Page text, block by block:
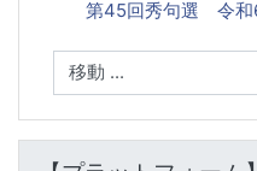
第45回秀句選 令和